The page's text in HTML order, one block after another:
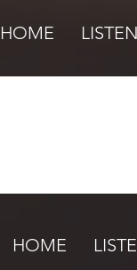
HOME LISTEN
HOME